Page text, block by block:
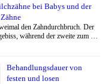
bei Babys und der
den Zahndurchbruch. Der
während der zweite zum …
Behandlungsdauer von
festen und losen